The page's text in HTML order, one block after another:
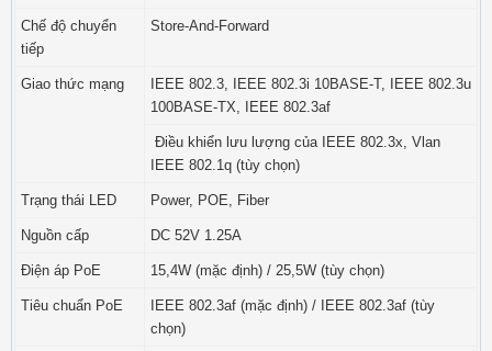
Chế độ chuyển
tiếp
Store-And-Forward
Giao thức mạng
IEEE 802.3, IEEE 802.3i 10BASE-T, IEEE 802.3u
100BASE-TX, IEEE 802.3af
Điều khiển lưu lượng của IEEE 802.3x, Vlan
IEEE 802.1q (tùy chọn)
Trạng thái LED Power, POE, Fiber
Nguồn cấp DC 52V 1.25A
Điện áp PoE 15,4W (mặc định) / 25,5W (tùy chọn)
Tiêu chuẩn PoE
IEEE 802.3af (mặc định) / IEEE 802.3af (tùy
chọn)